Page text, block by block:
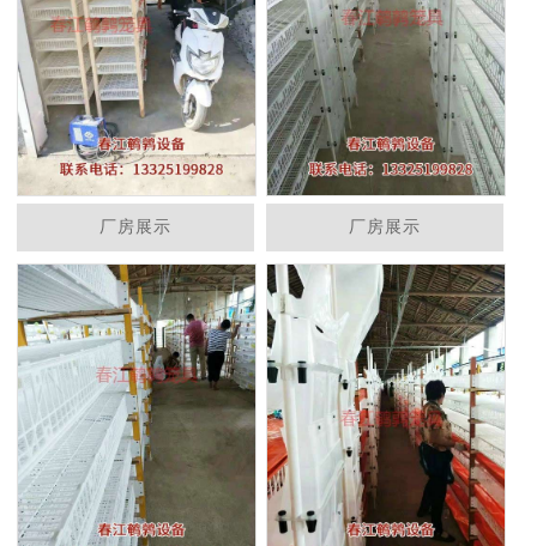
厂房展示 厂房展示